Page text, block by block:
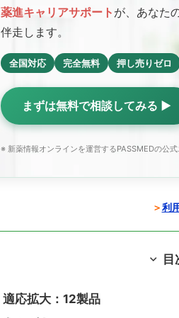
薬進キャリアサポート が、あなた
伴走します。
全国対応 完全無料 押し売りゼロ
まずは無料で相談してみる ▶
※ 新薬情報オンラインを運営するPASSMEDの公
＞利
目
適応拡大：12製品